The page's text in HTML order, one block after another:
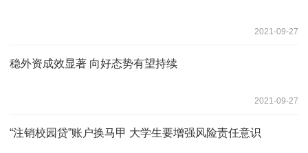
2021-09-27
稳外资成效显著 向好态势有望持续
2021-09-27
“注销校园贷”账户换马甲 大学生要增强风险责任意识